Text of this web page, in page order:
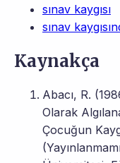
sınav kaygısı
sınav
Kaynakça
Abacı, R.
Olarak
Çocuğun